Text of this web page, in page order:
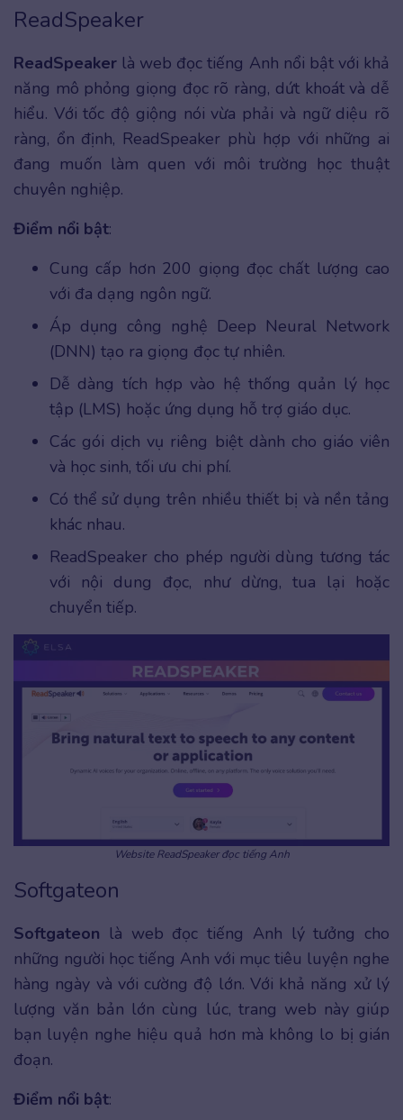
ReadSpeaker
ReadSpeaker là web đọc tiếng Anh nổi bật với khả
năng mô phỏng giọng đọc rõ ràng, dứt khoát và dễ
hiểu. Với tốc độ giộng nói vừa phải và ngữ diệu rõ
ràng, ổn định, ReadSpeaker phù hợp với những ai
đang muốn làm quen với môi trường học thuật
chuyên nghiệp.
Điểm nổi bật:
Cung cấp hơn 200 giọng đọc chất lượng cao
với đa dạng ngôn ngữ.
Áp dụng công nghệ Deep Neural Network
(DNN) tạo ra giọng đọc tự nhiên.
Dễ dàng tích hợp vào hệ thống quản lý học
tập (LMS) hoặc ứng dụng hỗ trợ giáo dục.
Các gói dịch vụ riêng biệt dành cho giáo viên
và học sinh, tối ưu chi phí.
Có thể sử dụng trên nhiều thiết bị và nền tảng
khác nhau.
ReadSpeaker cho phép người dùng tương tác
với nội dung đọc, như dừng, tua lại hoặc
chuyển tiếp.
Website ReadSpeaker đọc tiếng Anh
Softgateon
Softgateon là web đọc tiếng Anh lý tưởng cho
những người học tiếng Anh với mục tiêu luyện nghe
hàng ngày và với cường độ lớn. Với khả năng xử lý
lượng văn bản lớn cùng lúc, trang web này giúp
bạn luyện nghe hiệu quả hơn mà không lo bị gián
đoạn.
Điểm nổi bật: